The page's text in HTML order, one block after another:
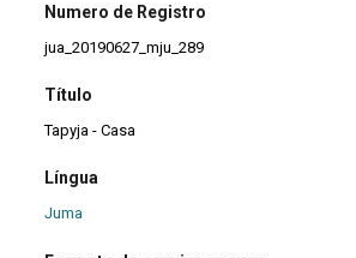
Numero de Registro
jua_20190627_mju_289
Título
Tapyja - Casa
Língua
Juma